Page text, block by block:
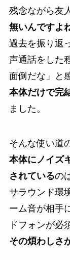
残念ながら友
無いんですよ
過去を振り返
声通話をした
面倒だな」と
本体だけで完
ました。
そんな使い道
本体にノイズ
されているの
サラウンド環
ーム音が相手
ドフォンが必
その煩わしさ